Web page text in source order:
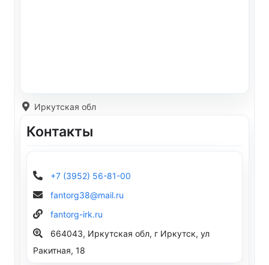
Иркутская обл
Контакты
+7 (3952) 56-81-00
fantorg38@mail.ru
fantorg-irk.ru
664043, Иркутская обл, г Иркутск, ул
Ракитная, 18